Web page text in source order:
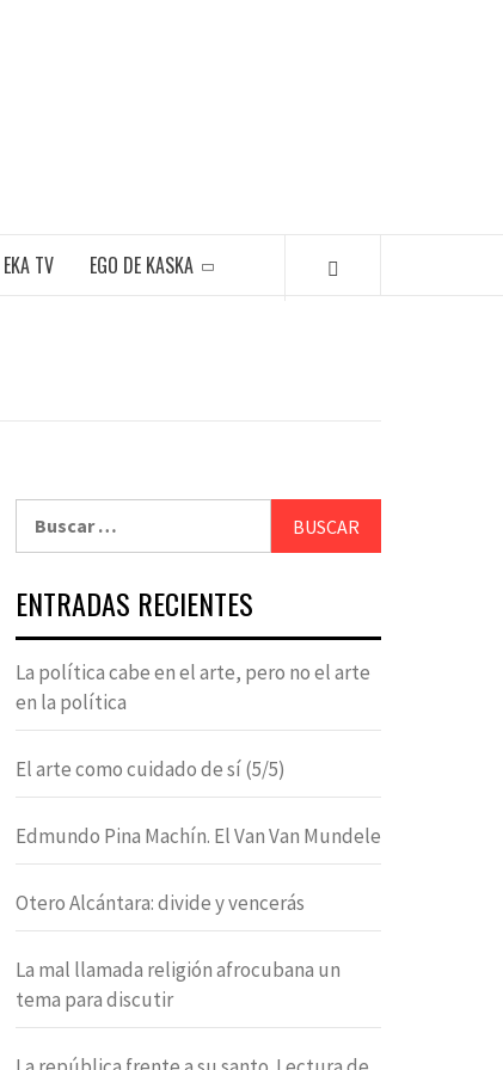
EKA TV EGO DE KASKA
ENTRADAS RECIENTES
La política cabe en el arte, pero no el arte
en la política
El arte como cuidado de sí (5/5)
Edmundo Pina Machín. El Van Van Mundele
Otero Alcántara: divide y vencerás
La mal llamada religión afrocubana un
tema para discutir